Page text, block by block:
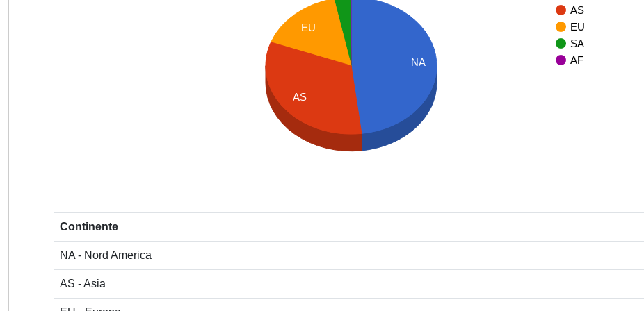
AS
EU
SA
AF
NA
EU
AS
Continente
NA - Nord America
AS - Asia